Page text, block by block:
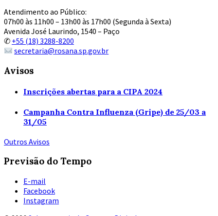
Atendimento ao Público:
07h00 às 11h00 – 13h00 às 17h00 (Segunda à Sexta)
Avenida José Laurindo, 1540 – Paço
✆ +55 (18) 3288-8200
secretaria@rosana.sp.gov.br
Avisos
Inscrições abertas para a CIPA 2024
Campanha Contra Influenza (Gripe) de 25/03 a
31/05
Outros Avisos
Previsão do Tempo
E-mail
Facebook
Instagram